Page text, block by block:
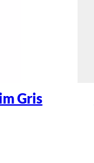
Gris